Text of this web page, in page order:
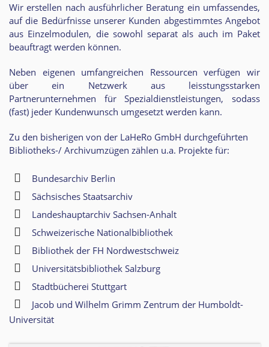
Wir erstellen nach ausführlicher Beratung ein umfassendes,
auf die Bedürfnisse unserer Kunden abgestimmtes Angebot
aus Einzelmodulen, die sowohl separat als auch im Paket
beauftragt werden können.
Neben eigenen umfangreichen Ressourcen verfügen wir
über ein Netzwerk aus leisstungsstarken
Partnerunternehmen für Spezialdienstleistungen, sodass
(fast) jeder Kundenwunsch umgesetzt werden kann.
Zu den bisherigen von der LaHeRo GmbH durchgeführten
Bibliotheks-/ Archivumzügen zählen u.a. Projekte für:
Bundesarchiv Berlin
Sächsisches Staatsarchiv
Landeshauptarchiv Sachsen-Anhalt
Schweizerische Nationalbibliothek
Bibliothek der FH Nordwestschweiz
Universitätsbibliothek Salzburg
Stadtbücherei Stuttgart
Jacob und Wilhelm Grimm Zentrum der Humboldt-
Universität